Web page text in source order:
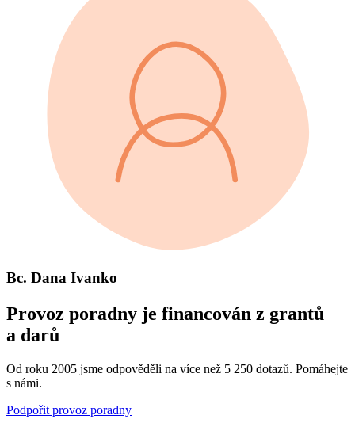
Bc. Dana Ivanko
Provoz poradny je financován z grantů
a darů
Od roku 2005 jsme odpověděli na více než 5 250 dotazů. Pomáhejte
s námi.
Podpořit provoz poradny